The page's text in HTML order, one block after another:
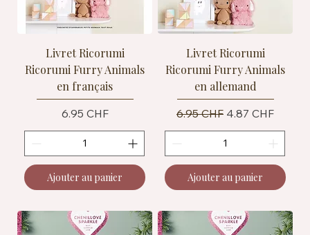
Livret Ricorumi
Ricorumi Furry Animals
en français
Prix
6.95 CHF
Ajouter au panier
Livret Ricorumi
Ricorumi Furry Animals
en allemand
Prix original
6.95 CHF Prix
4.87 CHF
Ajouter au panier